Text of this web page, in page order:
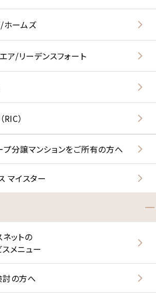
ホームズ
ア/リーデンスフォート
）
分譲マンションをご所有の方へ
マイスター
ットの
メニュー
討の方へ